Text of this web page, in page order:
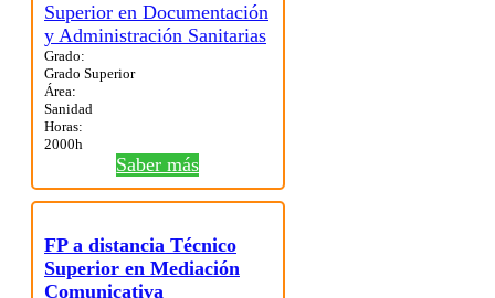
Grado:
Grado Superior
Área:
Sanidad
Horas:
2000h
Saber más
FP a distancia Técnico
Superior en Mediación
Comunicativa